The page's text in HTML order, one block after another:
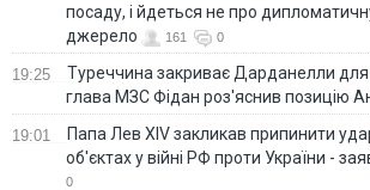
посаду, і йдеться не про
джерело
161 0
19:25
Туреччина закриває Дарданелли для
глава МЗС Фідан роз'яснив позицію
19:01
Папа Лев XIV закликав припинити
об'єктах у війні РФ проти України -
0